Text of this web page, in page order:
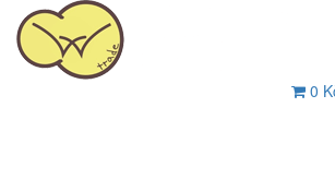
0